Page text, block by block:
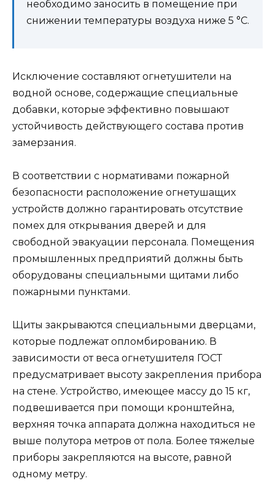
необходимо заносить в помещение при
снижении температуры воздуха ниже 5 °C.
Исключение составляют огнетушители на
водной основе, содержащие специальные
добавки, которые эффективно повышают
устойчивость действующего состава против
замерзания.
В соответствии с нормативами пожарной
безопасности расположение огнетушащих
устройств должно гарантировать отсутствие
помех для открывания дверей и для
свободной эвакуации персонала. Помещения
промышленных предприятий должны быть
оборудованы специальными щитами либо
пожарными пунктами.
Щиты закрываются специальными дверцами,
которые подлежат опломбированию. В
зависимости от веса огнетушителя ГОСТ
предусматривает высоту закрепления прибора
на стене. Устройство, имеющее массу до 15 кг,
подвешивается при помощи кронштейна,
верхняя точка аппарата должна находиться не
выше полутора метров от пола. Более тяжелые
приборы закрепляются на высоте, равной
одному метру.